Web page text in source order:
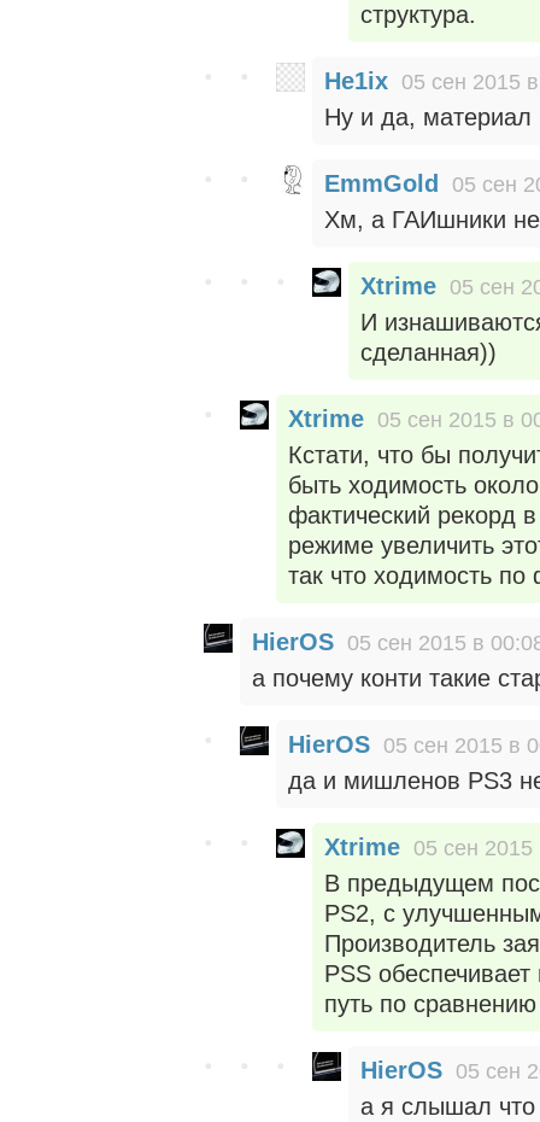
структура.
He1ix 05 сен 2015
Ну и да, материал
EmmGold 05 сен
Хм, а ГАИшники
Xtrime 05 сен
И
сделанная))
Xtrime 05 сен 2015 в
Кстати, что бы
быть ходимость
фактический рекорд
режиме увеличить
так что ходимость
HierOS 05 сен 2015 в
а почему конти такие
HierOS 05 сен 2015 в
да и мишленов PS3
Xtrime 05 сен 2015
В предыдущем
PS2, c
Производитель
PSS
путь по
HierOS 05 сен
а я слышал что